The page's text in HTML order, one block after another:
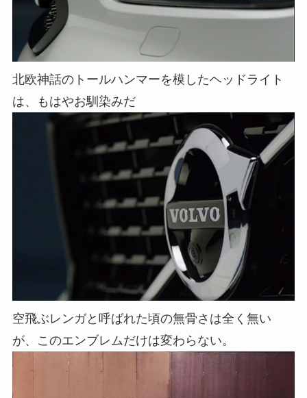
北欧神話のトールハンマーを模したヘッドライト
は、もはやお馴染みだ
空飛ぶレンガと呼ばれた頃の無骨さは全く無い
が、このエンブレムだけは変わらない。